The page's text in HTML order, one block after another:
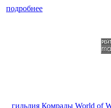
подробнее
гильдия Комрады World of